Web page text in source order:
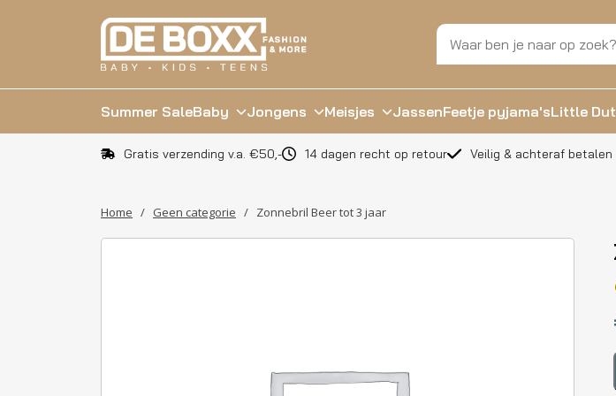
Summer SaleBaby Jongens Meisjes JassenFeetje pyjama'sLittle
Gratis verzending v.a. €50,- 14 dagen recht op retour Veilig & achteraf betalen
Home / Geen categorie / Zonnebril Beer tot 3 jaar